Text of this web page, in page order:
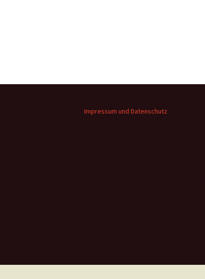
Impressum und Datenschutz